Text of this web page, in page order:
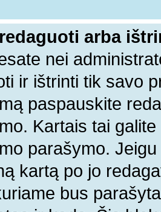
arba
nei
ir ištrinti tik savo
paspauskite
Kartais tai
parašymo.
kartą po jo
bus